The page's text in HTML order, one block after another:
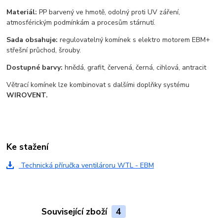
Materiál: PP barvený ve hmotě, odolný proti UV záření,
atmosférickým podmínkám a procesům stárnutí.
Sada obsahuje:regulovatelný komínek s elektro motorem EBM+
střešní průchod, šrouby.
Dostupné barvy: hnědá, grafit, červená, černá, cihlová, antracit
Větrací komínek lze kombinovat s dalšími doplňky systému
WIROVENT.
Ke stažení
Technická příručka ventilároru WTL - EBM
Související zboží 4